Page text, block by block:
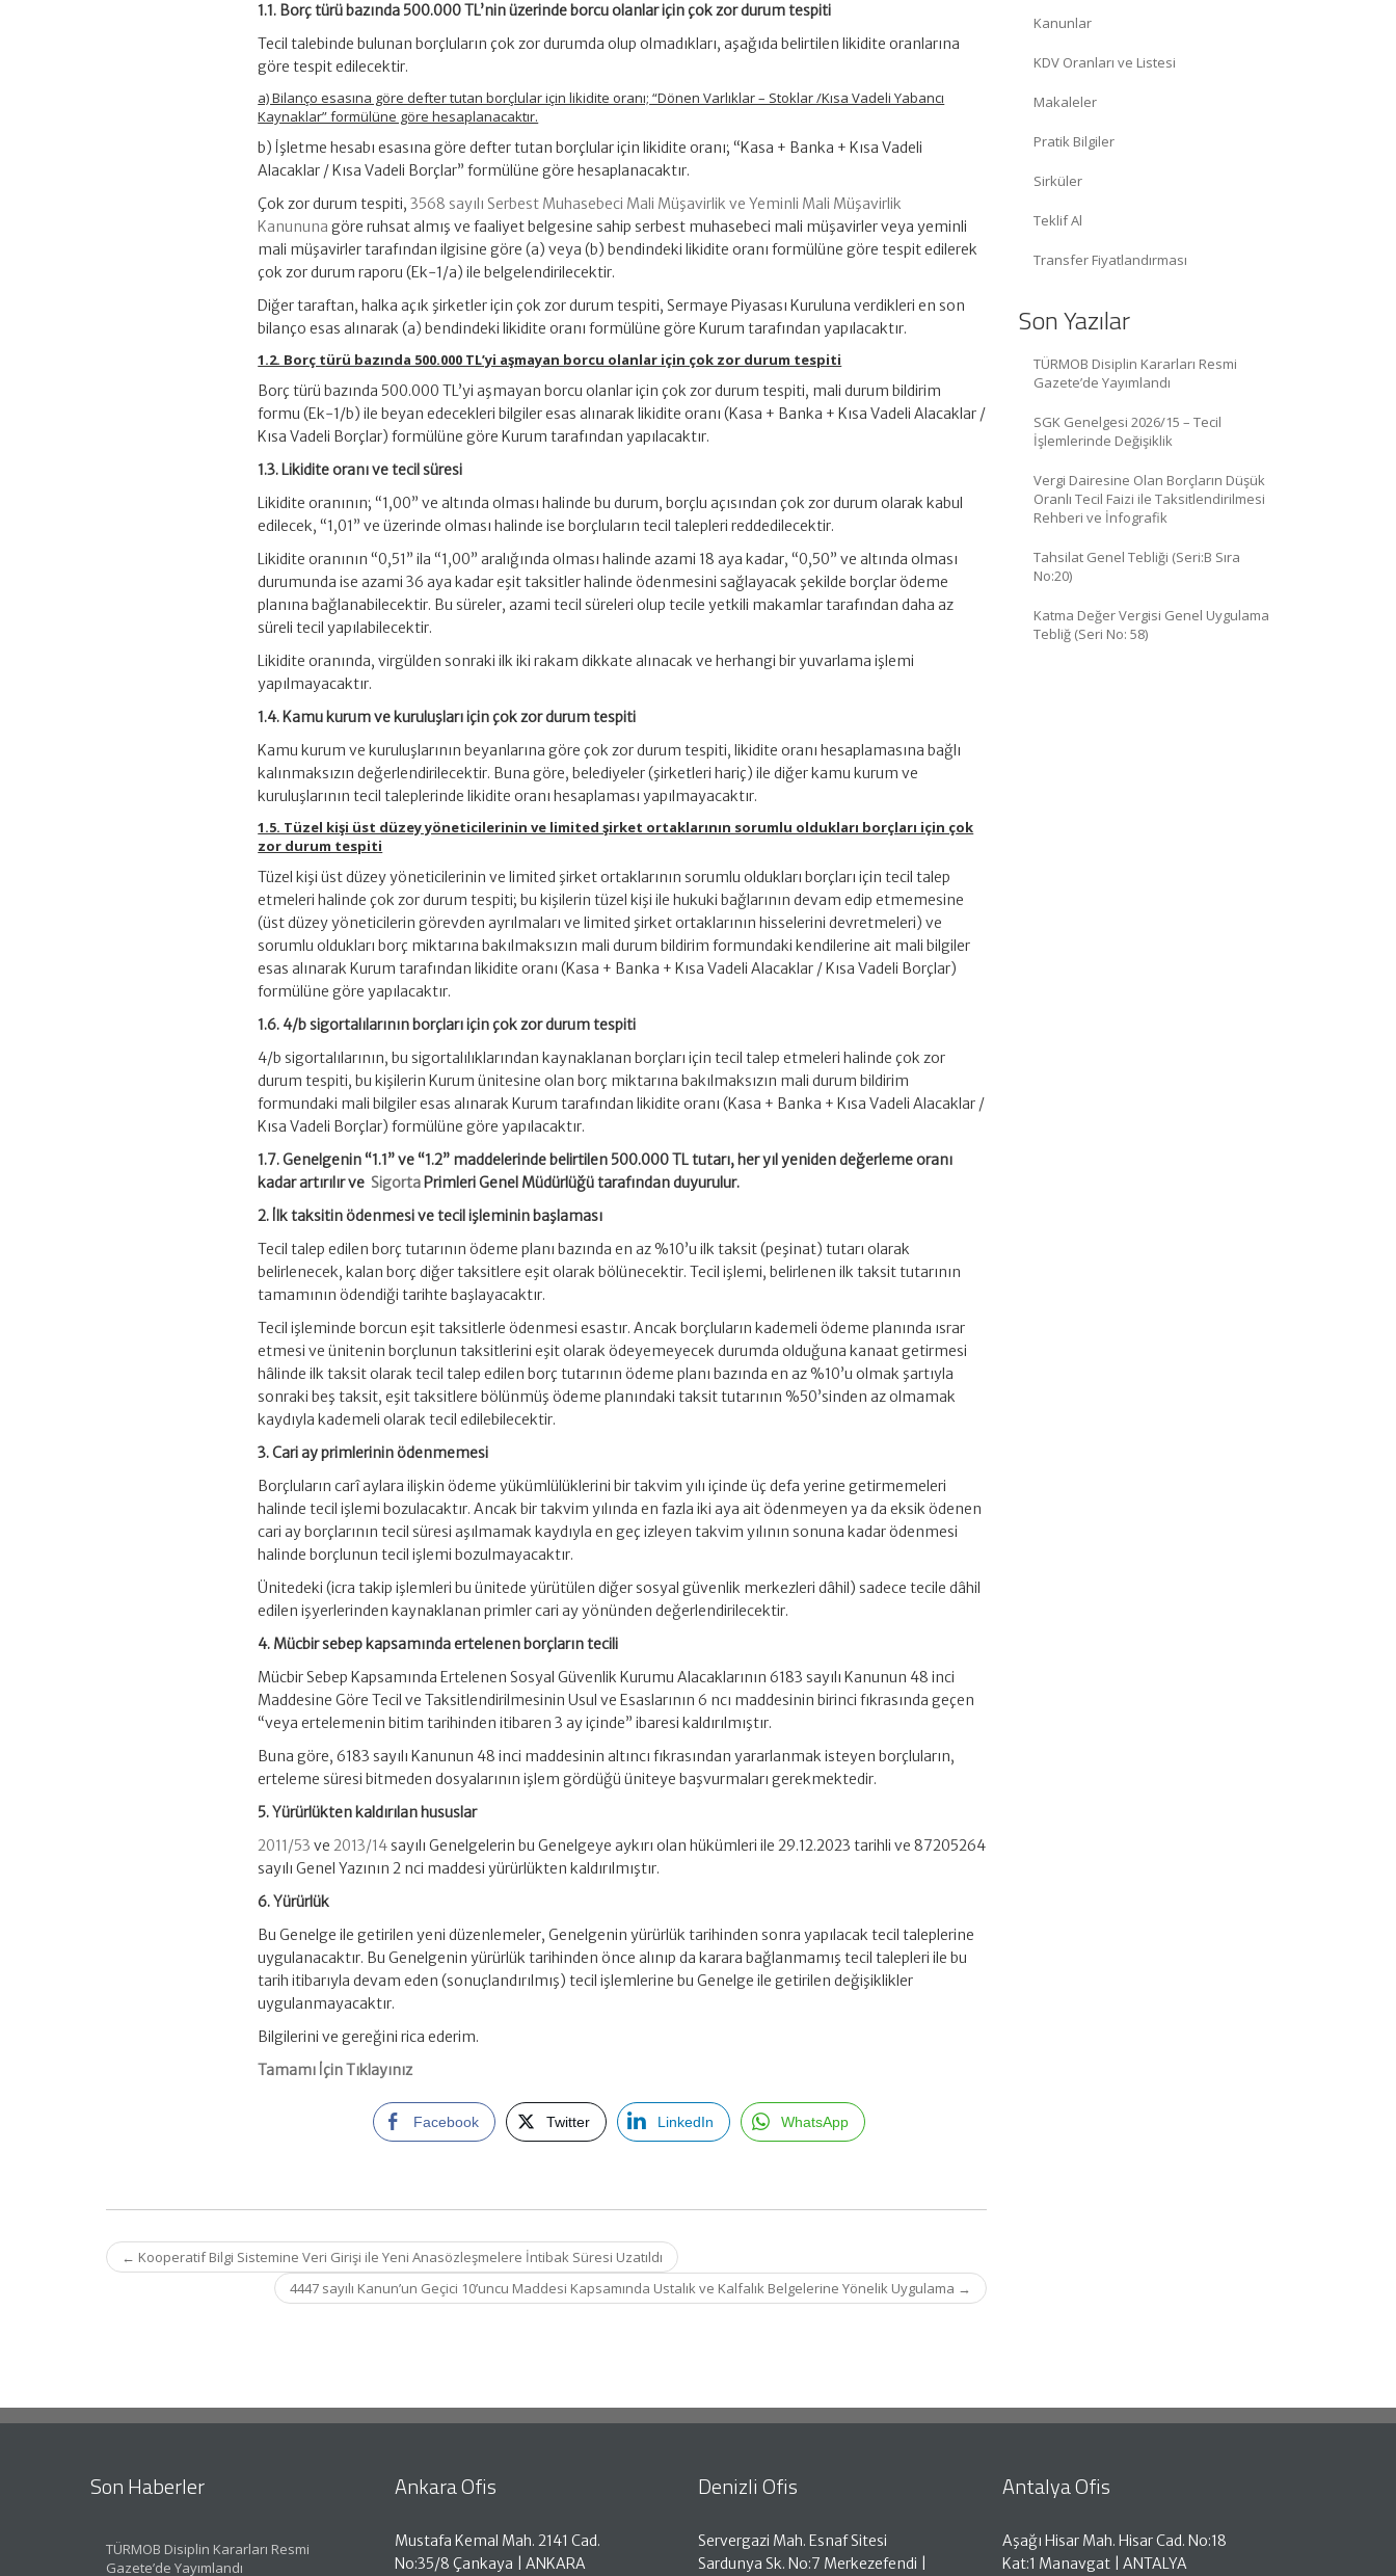
1.1. Borç türü bazında 500.000 TL’nin üzerinde borcu olanlar için çok zor durum tespiti
Tecil talebinde bulunan borçluların çok zor durumda olup olmadıkları, aşağıda belirtilen likidite oranlarına
göre tespit edilecektir.
a) Bilanço esasına göre defter tutan borçlular için likidite oranı; “Dönen Varlıklar – Stoklar /Kısa Vadeli Yabancı
Kaynaklar” formülüne göre hesaplanacaktır.
b) İşletme hesabı esasına göre defter tutan borçlular için likidite oranı; “Kasa + Banka + Kısa Vadeli
Alacaklar / Kısa Vadeli Borçlar” formülüne göre hesaplanacaktır.
Çok zor durum tespiti,3568 sayılı Serbest Muhasebeci Mali Müşavirlik ve Yeminli Mali Müşavirlik
Kanununa göre ruhsat almış ve faaliyet belgesine sahip serbest muhasebeci mali müşavirler veya yeminli
mali müşavirler tarafından ilgisine göre (a) veya (b) bendindeki likidite oranı formülüne göre tespit edilerek
çok zor durum raporu (Ek-1/a) ile belgelendirilecektir.
Diğer taraftan, halka açık şirketler için çok zor durum tespiti, Sermaye Piyasası Kuruluna verdikleri en son
bilanço esas alınarak (a) bendindeki likidite oranı formülüne göre Kurum tarafından yapılacaktır.
1.2. Borç türü bazında 500.000 TL’yi aşmayan borcu olanlar için çok zor durum tespiti
Borç türü bazında 500.000 TL’yi aşmayan borcu olanlar için çok zor durum tespiti, mali durum bildirim
formu (Ek-1/b) ile beyan edecekleri bilgiler esas alınarak likidite oranı (Kasa + Banka + Kısa Vadeli Alacaklar /
Kısa Vadeli Borçlar) formülüne göre Kurum tarafından yapılacaktır.
1.3. Likidite oranı ve tecil süresi
Likidite oranının; “1,00” ve altında olması halinde bu durum, borçlu açısından çok zor durum olarak kabul
edilecek, “1,01” ve üzerinde olması halinde ise borçluların tecil talepleri reddedilecektir.
Likidite oranının “0,51” ila “1,00” aralığında olması halinde azami 18 aya kadar, “0,50” ve altında olması
durumunda ise azami 36 aya kadar eşit taksitler halinde ödenmesini sağlayacak şekilde borçlar ödeme
planına bağlanabilecektir. Bu süreler, azami tecil süreleri olup tecile yetkili makamlar tarafından daha az
süreli tecil yapılabilecektir.
Likidite oranında, virgülden sonraki ilk iki rakam dikkate alınacak ve herhangi bir yuvarlama işlemi
yapılmayacaktır.
1.4. Kamu kurum ve kuruluşları için çok zor durum tespiti
Kamu kurum ve kuruluşlarının beyanlarına göre çok zor durum tespiti, likidite oranı hesaplamasına bağlı
kalınmaksızın değerlendirilecektir. Buna göre, belediyeler (şirketleri hariç) ile diğer kamu kurum ve
kuruluşlarının tecil taleplerinde likidite oranı hesaplaması yapılmayacaktır.
1.5. Tüzel kişi üst düzey yöneticilerinin ve limited şirket ortaklarının sorumlu oldukları borçları için çok
zor durum tespiti
Tüzel kişi üst düzey yöneticilerinin ve limited şirket ortaklarının sorumlu oldukları borçları için tecil talep
etmeleri halinde çok zor durum tespiti; bu kişilerin tüzel kişi ile hukuki bağlarının devam edip etmemesine
(üst düzey yöneticilerin görevden ayrılmaları ve limited şirket ortaklarının hisselerini devretmeleri) ve
sorumlu oldukları borç miktarına bakılmaksızın mali durum bildirim formundaki kendilerine ait mali bilgiler
esas alınarak Kurum tarafından likidite oranı (Kasa + Banka + Kısa Vadeli Alacaklar / Kısa Vadeli Borçlar)
formülüne göre yapılacaktır.
1.6. 4/b sigortalılarının borçları için çok zor durum tespiti
4/b sigortalılarının, bu sigortalılıklarından kaynaklanan borçları için tecil talep etmeleri halinde çok zor
durum tespiti, bu kişilerin Kurum ünitesine olan borç miktarına bakılmaksızın mali durum bildirim
formundaki mali bilgiler esas alınarak Kurum tarafından likidite oranı (Kasa + Banka + Kısa Vadeli Alacaklar /
Kısa Vadeli Borçlar) formülüne göre yapılacaktır.
1.7. Genelgenin “1.1” ve “1.2” maddelerinde belirtilen 500.000 TL tutarı, her yıl yeniden değerleme oranı
kadar artırılır ve Sigorta Primleri Genel Müdürlüğü tarafından duyurulur.
2. İlk taksitin ödenmesi ve tecil işleminin başlaması
Tecil talep edilen borç tutarının ödeme planı bazında en az %10’u ilk taksit (peşinat) tutarı olarak
belirlenecek, kalan borç diğer taksitlere eşit olarak bölünecektir. Tecil işlemi, belirlenen ilk taksit tutarının
tamamının ödendiği tarihte başlayacaktır.
Tecil işleminde borcun eşit taksitlerle ödenmesi esastır. Ancak borçluların kademeli ödeme planında ısrar
etmesi ve ünitenin borçlunun taksitlerini eşit olarak ödeyemeyecek durumda olduğuna kanaat getirmesi
hâlinde ilk taksit olarak tecil talep edilen borç tutarının ödeme planı bazında en az %10’u olmak şartıyla
sonraki beş taksit, eşit taksitlere bölünmüş ödeme planındaki taksit tutarının %50’sinden az olmamak
kaydıyla kademeli olarak tecil edilebilecektir.
3. Cari ay primlerinin ödenmemesi
Borçluların carî aylara ilişkin ödeme yükümlülüklerini bir takvim yılı içinde üç defa yerine getirmemeleri
halinde tecil işlemi bozulacaktır. Ancak bir takvim yılında en fazla iki aya ait ödenmeyen ya da eksik ödenen
cari ay borçlarının tecil süresi aşılmamak kaydıyla en geç izleyen takvim yılının sonuna kadar ödenmesi
halinde borçlunun tecil işlemi bozulmayacaktır.
Ünitedeki (icra takip işlemleri bu ünitede yürütülen diğer sosyal güvenlik merkezleri dâhil) sadece tecile dâhil
edilen işyerlerinden kaynaklanan primler cari ay yönünden değerlendirilecektir.
4. Mücbir sebep kapsamında ertelenen borçların tecili
Mücbir Sebep Kapsamında Ertelenen Sosyal Güvenlik Kurumu Alacaklarının 6183 sayılı Kanunun 48 inci
Maddesine Göre Tecil ve Taksitlendirilmesinin Usul ve Esaslarının 6 ncı maddesinin birinci fıkrasında geçen
“veya ertelemenin bitim tarihinden itibaren 3 ay içinde” ibaresi kaldırılmıştır.
Buna göre, 6183 sayılı Kanunun 48 inci maddesinin altıncı fıkrasından yararlanmak isteyen borçluların,
erteleme süresi bitmeden dosyalarının işlem gördüğü üniteye başvurmaları gerekmektedir.
5. Yürürlükten kaldırılan hususlar
2011/53 ve2013/14 sayılı Genelgelerin bu Genelgeye aykırı olan hükümleri ile 29.12.2023 tarihli ve 87205264
sayılı Genel Yazının 2 nci maddesi yürürlükten kaldırılmıştır.
6. Yürürlük
Bu Genelge ile getirilen yeni düzenlemeler, Genelgenin yürürlük tarihinden sonra yapılacak tecil taleplerine
uygulanacaktır. Bu Genelgenin yürürlük tarihinden önce alınıp da karara bağlanmamış tecil talepleri ile bu
tarih itibarıyla devam eden (sonuçlandırılmış) tecil işlemlerine bu Genelge ile getirilen değişiklikler
uygulanmayacaktır.
Bilgilerini ve gereğini rica ederim.
Tamamı İçin Tıklayınız
Facebook Twitter LinkedIn WhatsApp
Post
navigation
← Kooperatif Bilgi Sistemine Veri Girişi ile Yeni Anasözleşmelere İntibak Süresi Uzatıldı
4447 sayılı Kanun’un Geçici 10’uncu Maddesi Kapsamında Ustalık ve Kalfalık Belgelerine Yönelik Uygulama →
Kanunlar
KDV Oranları ve Listesi
Makaleler
Pratik Bilgiler
Sirküler
Teklif Al
Transfer Fiyatlandırması
Son Yazılar
TÜRMOB Disiplin Kararları Resmi
Gazete’de Yayımlandı
SGK Genelgesi 2026/15 – Tecil
İşlemlerinde Değişiklik
Vergi Dairesine Olan Borçların Düşük
Oranlı Tecil Faizi ile Taksitlendirilmesi
Rehberi ve İnfografik
Tahsilat Genel Tebliği (Seri:B Sıra
No:20)
Katma Değer Vergisi Genel Uygulama
Tebliğ (Seri No: 58)
Son Haberler
TÜRMOB Disiplin Kararları Resmi
Gazete’de Yayımlandı
Ankara Ofis
Mustafa Kemal Mah. 2141 Cad.
No:35/8 Çankaya | ANKARA
Denizli Ofis
Servergazi Mah. Esnaf Sitesi
Sardunya Sk. No:7 Merkezefendi |
Antalya Ofis
Aşağı Hisar Mah. Hisar Cad. No:18
Kat:1 Manavgat | ANTALYA